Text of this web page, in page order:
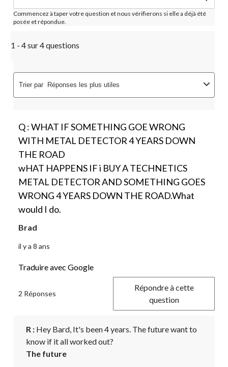
Commencez à taper votre question et nous vérifierons si elle a déjà été
posée et répondue.
1 - 4 sur 4 questions
Trier par Réponses les plus utiles
Q : WHAT IF SOMETHING GOE WRONG
WITH METAL DETECTOR 4 YEARS DOWN
THE ROAD
wHAT HAPPENS IF i BUY A TECHNETICS
METAL DETECTOR AND SOMETHING GOES
WRONG 4 YEARS DOWN THE ROAD.What
would I do.
Brad
il y a 8 ans
Traduire avec Google
2 Réponses
Répondre à cette
question
R : Hey Bard, It's been 4 years. The future want to
know if it all worked out?
The future